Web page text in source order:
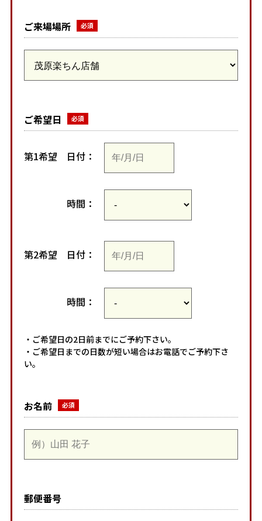
ご来場場所
ご希望日
第1希望 日付：
時間：
第2希望 日付：
時間：
・ご希望日の2日前までにご予約下さい。
・ご希望日までの日数が短い場合はお電話でご予約下さ
い。
お名前
郵便番号